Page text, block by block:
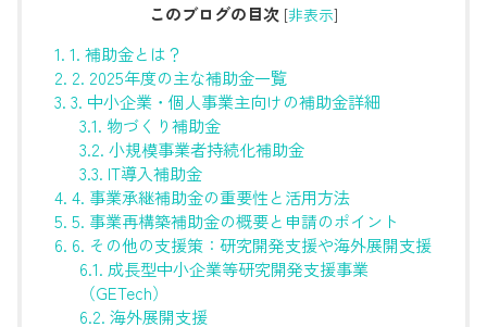
このブログの目次 [非表示]
1. 1. 補助金とは？
2. 2. 2025年度の主な補助金一覧
3. 3. 中小企業・個人事業主向けの補助金詳細
3.1. 物づくり補助金
3.2. 小規模事業者持続化補助金
3.3. IT導入補助金
4. 4. 事業承継補助金の重要性と活用方法
5. 5. 事業再構築補助金の概要と申請のポイント
6. 6. その他の支援策：研究開発支援や海外展開支援
6.1. 成長型中小企業等研究開発支援事業
（GETech）
6.2. 海外展開支援